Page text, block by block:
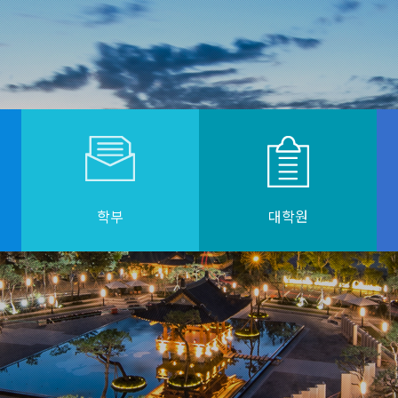
학부 대학원